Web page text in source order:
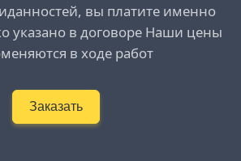
вы платите именно
указано в договоре Наши цены
в ходе работ
Заказать